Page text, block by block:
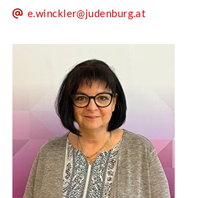
e.winckler@judenburg.at